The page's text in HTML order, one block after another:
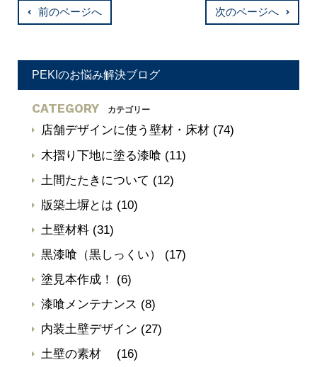
前のページへ 次のページへ
PEKIのお悩み解決ブログ
CATEGORY カテゴリー
店舗デザインに使う壁材・床材 (74)
木摺り下地に塗る漆喰 (11)
土間たたきについて (12)
版築土塀とは (10)
土壁材料 (31)
黒漆喰（黒しっくい）
(17)
塗見本作成！
(6)
漆喰メンテナンス (8)
内装土壁デザイン (27)
土壁の素材
(16)